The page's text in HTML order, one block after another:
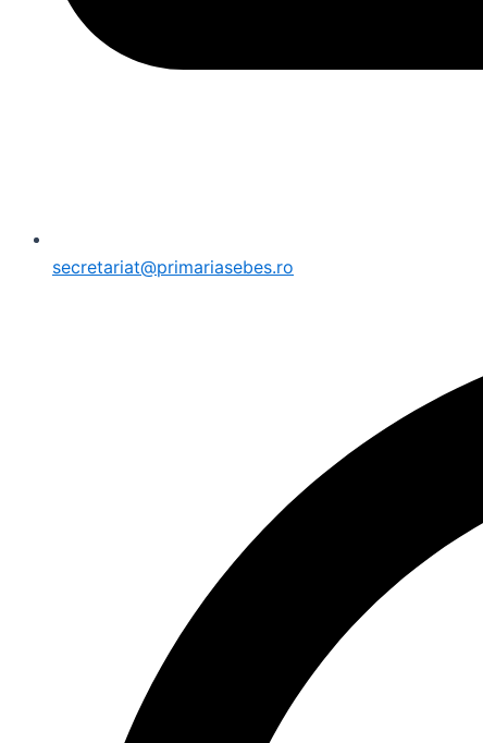
secretariat@primariasebes.ro